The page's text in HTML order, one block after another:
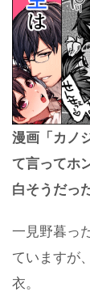
漫画「カノ
て言ってホ
白そうだっ
一見野暮っ
ていますが
衣。